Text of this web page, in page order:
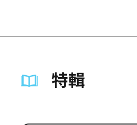
特輯